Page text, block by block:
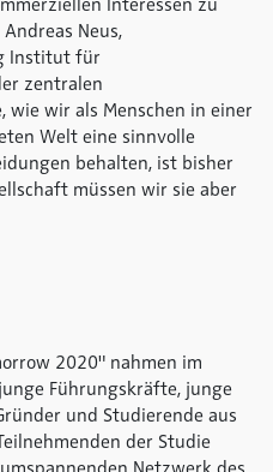
Interessen zu
Neus,
Institut für
zentralen
wie wir als Menschen in einer
Welt eine sinnvolle
behalten, ist bisher
müssen wir sie aber
2020" nahmen im
Führungskräfte, junge
und Studierende aus
der Studie